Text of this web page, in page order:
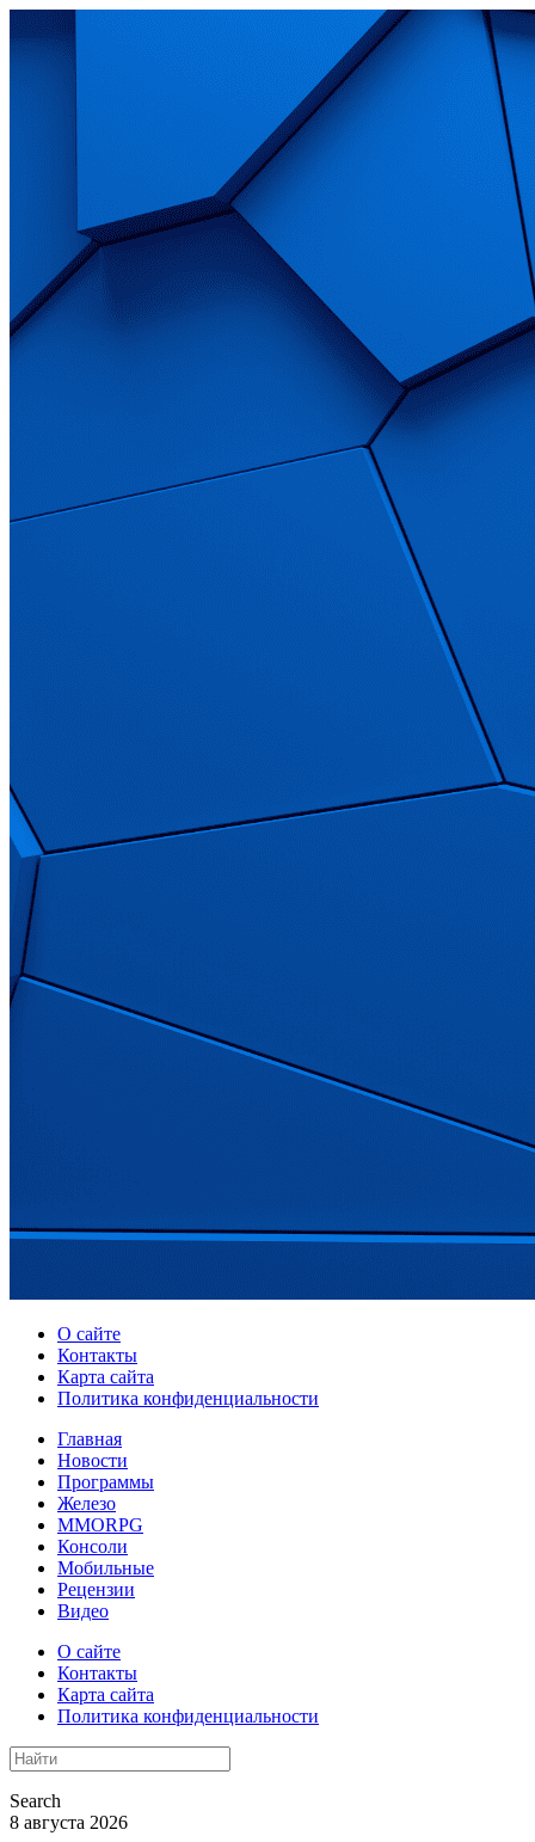
О сайте
Контакты
Карта сайта
Политика конфиденциальности
Главная
Новости
Программы
Железо
MMORPG
Консоли
Мобильные
Рецензии
Видео
О сайте
Контакты
Карта сайта
Политика конфиденциальности
Search
8 августа 2026